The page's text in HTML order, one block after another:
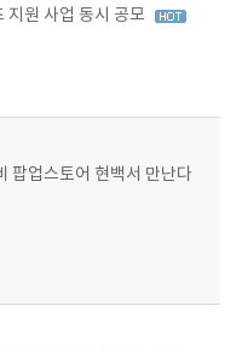
원 사업 동시 공모
팝업스토어 현백서 만난다